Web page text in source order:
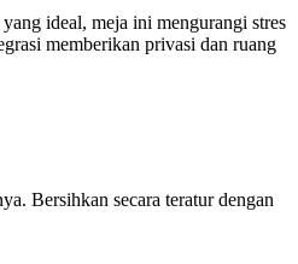
ideal, meja ini mengurangi stres
memberikan privasi dan ruang
Bersihkan secara teratur dengan